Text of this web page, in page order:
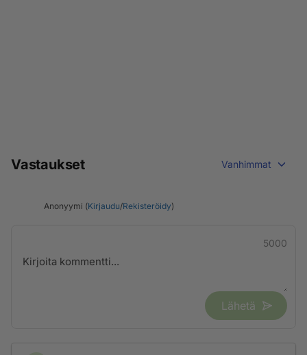
Vastaukset Vanhimmat
Anonyymi (Kirjaudu/Rekisteröidy)
5000
Lähetä